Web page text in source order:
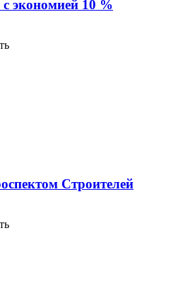
с экономией 10 %
Строителей